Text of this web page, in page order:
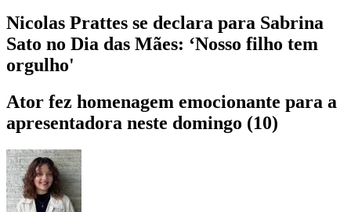
Nicolas Prattes se declara para Sabrina
Sato no Dia das Mães: ‘Nosso filho tem
orgulho'
Ator fez homenagem emocionante para a
apresentadora neste domingo (10)